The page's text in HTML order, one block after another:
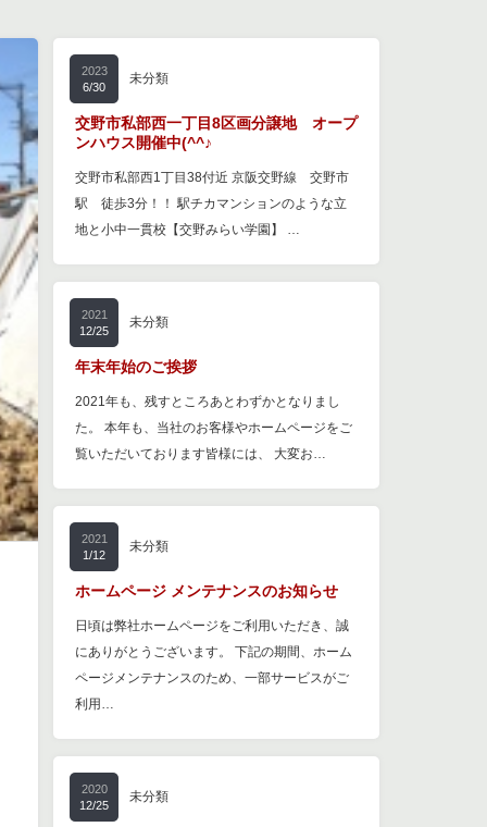
2023
6/30
未分類
交野市私部西一丁目8区画分譲地 オープ
ンハウス開催中(^^♪
交野市私部西1丁目38付近 京阪交野線 交野市
駅 徒歩3分！！ 駅チカマンションのような立
地と小中一貫校【交野みらい学園】 …
2021
12/25
未分類
年末年始のご挨拶
2021年も、残すところあとわずかとなりまし
た。 本年も、当社のお客様やホームページをご
覧いただいております皆様には、 大変お…
2021
1/12
未分類
ホームページ メンテナンスのお知らせ
日頃は弊社ホームページをご利用いただき、誠
にありがとうございます。 下記の期間、ホーム
ページメンテナンスのため、一部サービスがご
利用…
2020
12/25
未分類